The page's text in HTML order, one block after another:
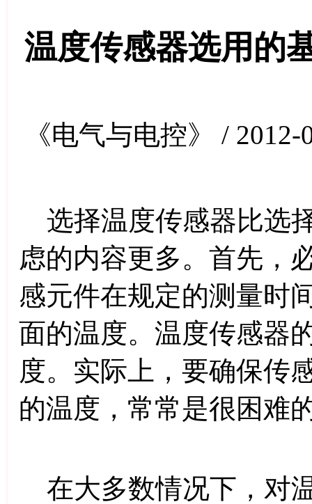
温度传感器选用的
《电气与电控》 / 2012-
选择温度传感器比选
虑的内容更多。首先，
感元件在规定的测量时
面的温度。温度传感器
度。实际上，要确保传
的温度，常常是很困难
在大多数情况下，对